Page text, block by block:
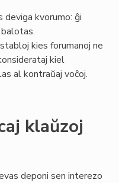
deviga kvorumo: ĝi
kies forumanoj ne
kiel
al kontraŭaj voĉoj.
klaŭzoj
deponi sen interezo